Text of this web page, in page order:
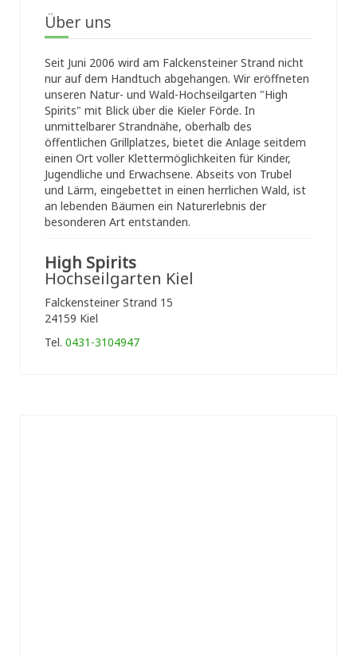
Über uns
Seit Juni 2006 wird am Falckensteiner Strand nicht
nur auf dem Handtuch abgehangen. Wir eröffneten
unseren Natur- und Wald-Hochseilgarten "High
Spirits" mit Blick über die Kieler Förde. In
unmittelbarer Strandnähe, oberhalb des
öffentlichen Grillplatzes, bietet die Anlage seitdem
einen Ort voller Klettermöglichkeiten für Kinder,
Jugendliche und Erwachsene. Abseits von Trubel
und Lärm, eingebettet in einen herrlichen Wald, ist
an lebenden Bäumen ein Naturerlebnis der
besonderen Art entstanden.
High Spirits
Hochseilgarten Kiel
Falckensteiner Strand 15
24159 Kiel
Tel. 0431-3104947